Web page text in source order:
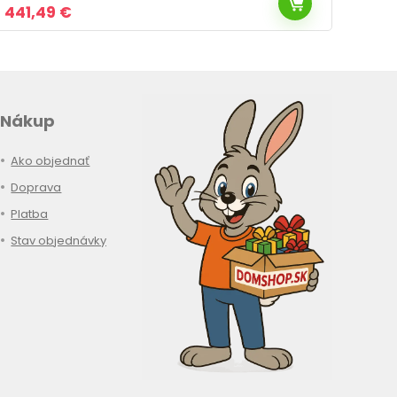
Pôvodná
cena
357,49€
cena
Nákup
Ako objednať
Doprava
Platba
Stav objednávky